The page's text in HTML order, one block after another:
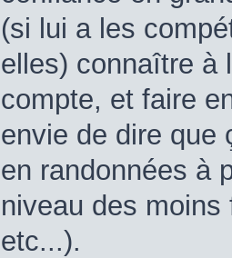
(si lui a les
elles) connaître à
compte, et faire
envie de dire que
en randonnées à
niveau des
etc...).